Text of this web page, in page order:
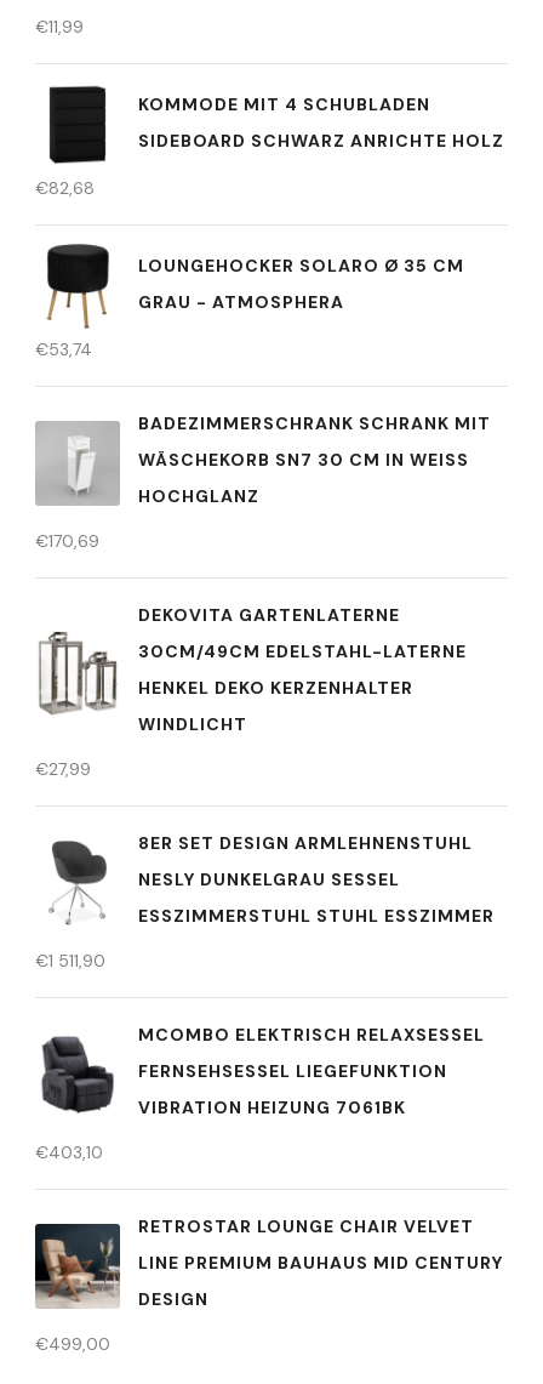
€11,99
KOMMODE MIT 4 SCHUBLADEN
SIDEBOARD SCHWARZ ANRICHTE HOLZ
€82,68
LOUNGEHOCKER SOLARO Ø 35 CM
GRAU - ATMOSPHERA
€53,74
BADEZIMMERSCHRANK SCHRANK MIT
WÄSCHEKORB SN7 30 CM IN WEISS H
OCHGLANZ
€170,69
DEKOVITA GARTENLATERNE
30CM/49CM EDELSTAHL-LATERNE
HENKEL DEKO KERZENHALTER
WINDLICHT
€27,99
8ER SET DESIGN ARMLEHNENSTUHL
NESLY DUNKELGRAU SESSEL
ESSZIMMERSTUHL STUHL ESSZIMMER
€1 511,90
MCOMBO ELEKTRISCH RELAXSESSEL
FERNSEHSESSEL LIEGEFUNKTION
VIBRATION HEIZUNG 7061BK
€403,10
RETROSTAR LOUNGE CHAIR VELVET
LINE PREMIUM BAUHAUS MID CENTURY
DESIGN
€499,00